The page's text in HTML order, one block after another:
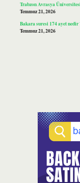
Trabzon Avrasya
Temmuz 21, 2026
Bakara suresi 174 ayet nedir
Temmuz 21, 2026